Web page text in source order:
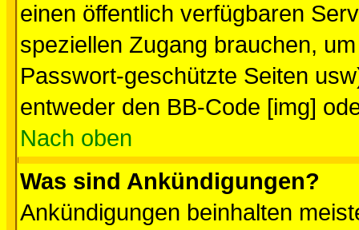
einen öffentlich verfügbaren
speziellen Zugang brauchen,
Passwort-geschützte Seiten
entweder den BB-Code [img]
Nach oben
Was sind Ankündigungen?
Ankündigungen beinhalten